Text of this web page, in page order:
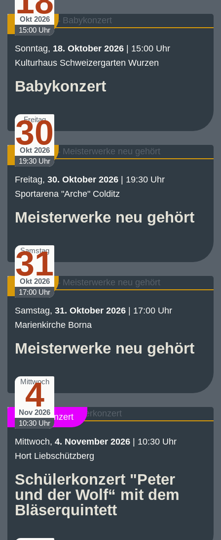
Konzert
Okt 2026
15:00 Uhr
Sonntag, 18. Oktober 2026 | 15:00 Uhr
Kulturhaus Schweizergarten Wurzen
Babykonzert
Konzert
Freitag
30
Okt 2026
19:30 Uhr
Freitag, 30. Oktober 2026 | 19:30 Uhr
Sportarena "Arche" Colditz
Meisterwerke neu gehört
Konzert
Samstag
31
Okt 2026
17:00 Uhr
Samstag, 31. Oktober 2026 | 17:00 Uhr
Marienkirche Borna
Meisterwerke neu gehört
Schülerkonzert
Mittwoch
4
Nov 2026
10:30 Uhr
Mittwoch, 4. November 2026 | 10:30 Uhr
Hort Liebschützberg
Schülerkonzert "Peter
und der Wolf“ mit dem
Bläserquintett